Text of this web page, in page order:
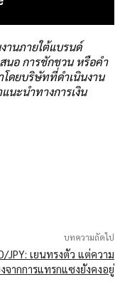
านภายใต้แบรนด์
นอ การชักชวน หรือคำ
ดยบริษัทที่ดำเนินงาน
นะนำทางการเงิน
บทความถัดไป
JPY: เยนทรงตัว แต่ความ
งจากการแทรกแซงยังคงอยู่